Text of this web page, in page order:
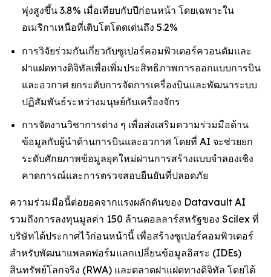
พุ่งสูงขึ้น 3.8% เมื่อเทียบกับปีก่อนหน้า โดยเฉพาะใน
อเมริกาเหนือที่เติบโตโดดเด่นถึง 5.2%
การวิจัยร่วมกันเกี่ยวกับซูเปอร์คอมพิวเตอร์ควอนตัมและ
ฝาแฝดทางดิจิทัลเพื่อเพิ่มประสิทธิภาพการออกแบบการบิน
และอวกาศ ยกระดับการจัดการเครื่องบินและพัฒนาระบบ
ปฏิสัมพันธ์ระหว่างมนุษย์กับเครื่องจักร
การจัดงานวิชาการต่าง ๆ เพื่อส่งเสริมความร่วมมือด้าน
ข้อมูลกับผู้นำด้านการบินและอวกาศ โดยที่ AI จะช่วยยก
ระดับศักยภาพข้อมูลยุคใหม่ผ่านการสร้างแบบจำลองเชิง
คาดการณ์และการตรวจสอบยืนยันที่ปลอดภัย
ความร่วมมือนี้ต่อยอดจากแรงผลักดันของ Datavault AI
รวมถึงการลงทุนมูลค่า 150 ล้านดอลลาร์สหรัฐของ Scilex ที่
บริษัทได้ประกาศไว้ก่อนหน้านี้ เพื่อสร้างซูเปอร์คอมพิวเตอร์
สำหรับพัฒนาแพลตฟอร์มแลกเปลี่ยนข้อมูลอิสระ (IDEs)
สินทรัพย์โลกจริง (RWA) และตลาดฝาแฝดทางดิจิทัล โดยได้